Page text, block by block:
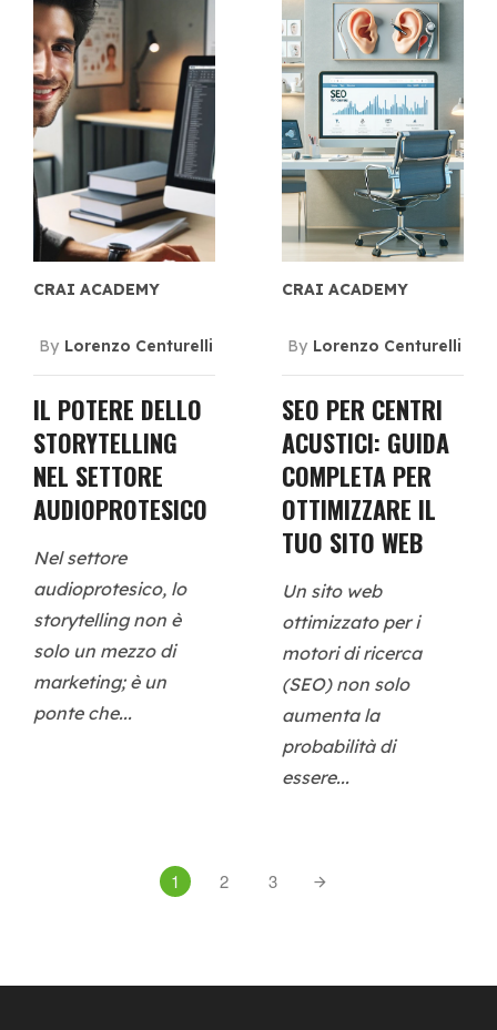
CRAI ACADEMY
By Lorenzo Centurelli
IL POTERE DELLO
STORYTELLING
NEL SETTORE
AUDIOPROTESICO
Nel settore
audioprotesico, lo
storytelling non è
solo un mezzo di
marketing; è un
ponte che...
CRAI ACADEMY
By Lorenzo Centurelli
SEO PER CENTRI
ACUSTICI: GUIDA
COMPLETA PER
OTTIMIZZARE IL
TUO SITO WEB
Un sito web
ottimizzato per i
motori di ricerca
(SEO) non solo
aumenta la
probabilità di
essere...
1 2 3